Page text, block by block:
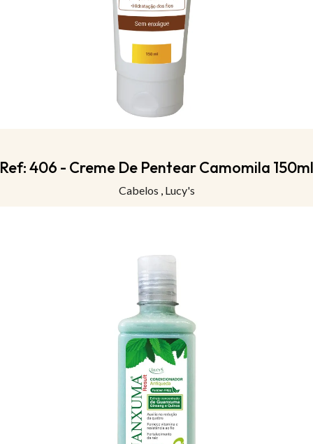
Ref: 406 - Creme De Pentear Camomila 150ml
Cabelos Lucy's